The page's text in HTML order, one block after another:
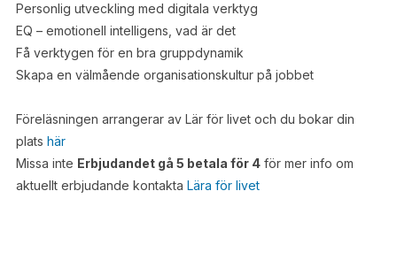
Personlig utveckling med digitala verktyg
EQ – emotionell intelligens, vad är det
Få verktygen för en bra gruppdynamik
Skapa en välmående organisationskultur på jobbet
Föreläsningen arrangerar av Lär för livet och du bokar din
plats här
Missa inte Erbjudandet gå 5 betala för 4för mer info om
aktuellt erbjudande kontakta Lära för livet